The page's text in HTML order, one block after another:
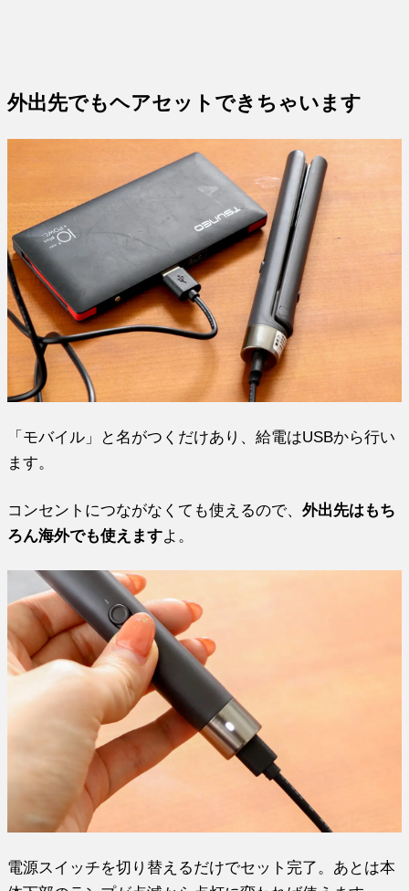
外出先でもヘアセットできちゃいます
「モバイル」と名がつくだけあり、給電はUSBから行い
ます。
コンセントにつながなくても使えるので、外出先はもち
ろん海外でも使えますよ。
電源スイッチを切り替えるだけでセット完了。あとは本